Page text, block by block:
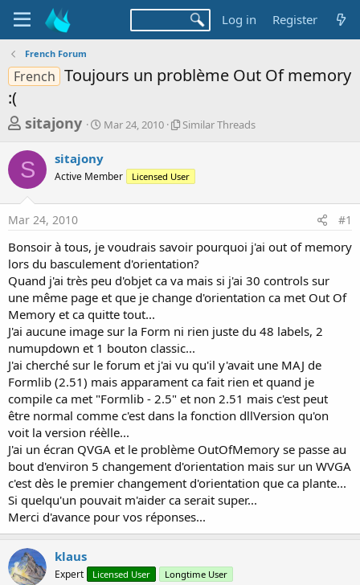
Log in Register
French Forum
French Toujours un problème Out Of memory
:(
T
r
e
a
d
s
t
a
r
t
e
r
sitajony
S
t
a
Mar 24, 2010
S
l
r
r
e
a
d
s
Similar Threads
S sitajony
Active Member Licensed User
Mar 24, 2010 #1
Bonsoir à tous, je voudrais savoir pourquoi j'ai out of memory
lors du basculement d'orientation?
Quand j'ai très peu d'objet ca va mais si j'ai 30 controls sur
une même page et que je change d'orientation ca met Out Of
Memory et ca quitte tout...
J'ai aucune image sur la Form ni rien juste du 48 labels, 2
numupdown et 1 bouton classic...
J'ai cherché sur le forum et j'ai vu qu'il y'avait une MAJ de
Formlib (2.51) mais apparament ca fait rien et quand je
compile ca met "Formlib - 2.5" et non 2.51 mais c'est peut
être normal comme c'est dans la fonction dllVersion qu'on
voit la version réèlle...
J'ai un écran QVGA et le problème OutOfMemory se passe au
bout d'environ 5 changement d'orientation mais sur un WVGA
c'est dès le premier changement d'orientation que ca plante...
Si quelqu'un pouvait m'aider ca serait super...
Merci d'avance pour vos réponses...
klaus
Expert Licensed User Longtime User